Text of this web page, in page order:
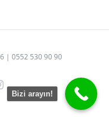
| 0552 530 90 90
Instagram
Bizi arayın!